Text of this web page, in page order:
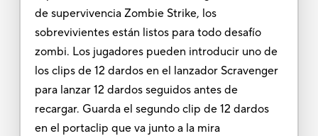
de supervivencia Zombie Strike, los
sobrevivientes están listos para todo desafío
zombi. Los jugadores pueden introducir uno de
los clips de 12 dardos en el lanzador Scravenger
para lanzar 12 dardos seguidos antes de
recargar. Guarda el segundo clip de 12 dardos
en el portaclip que va junto a la mira